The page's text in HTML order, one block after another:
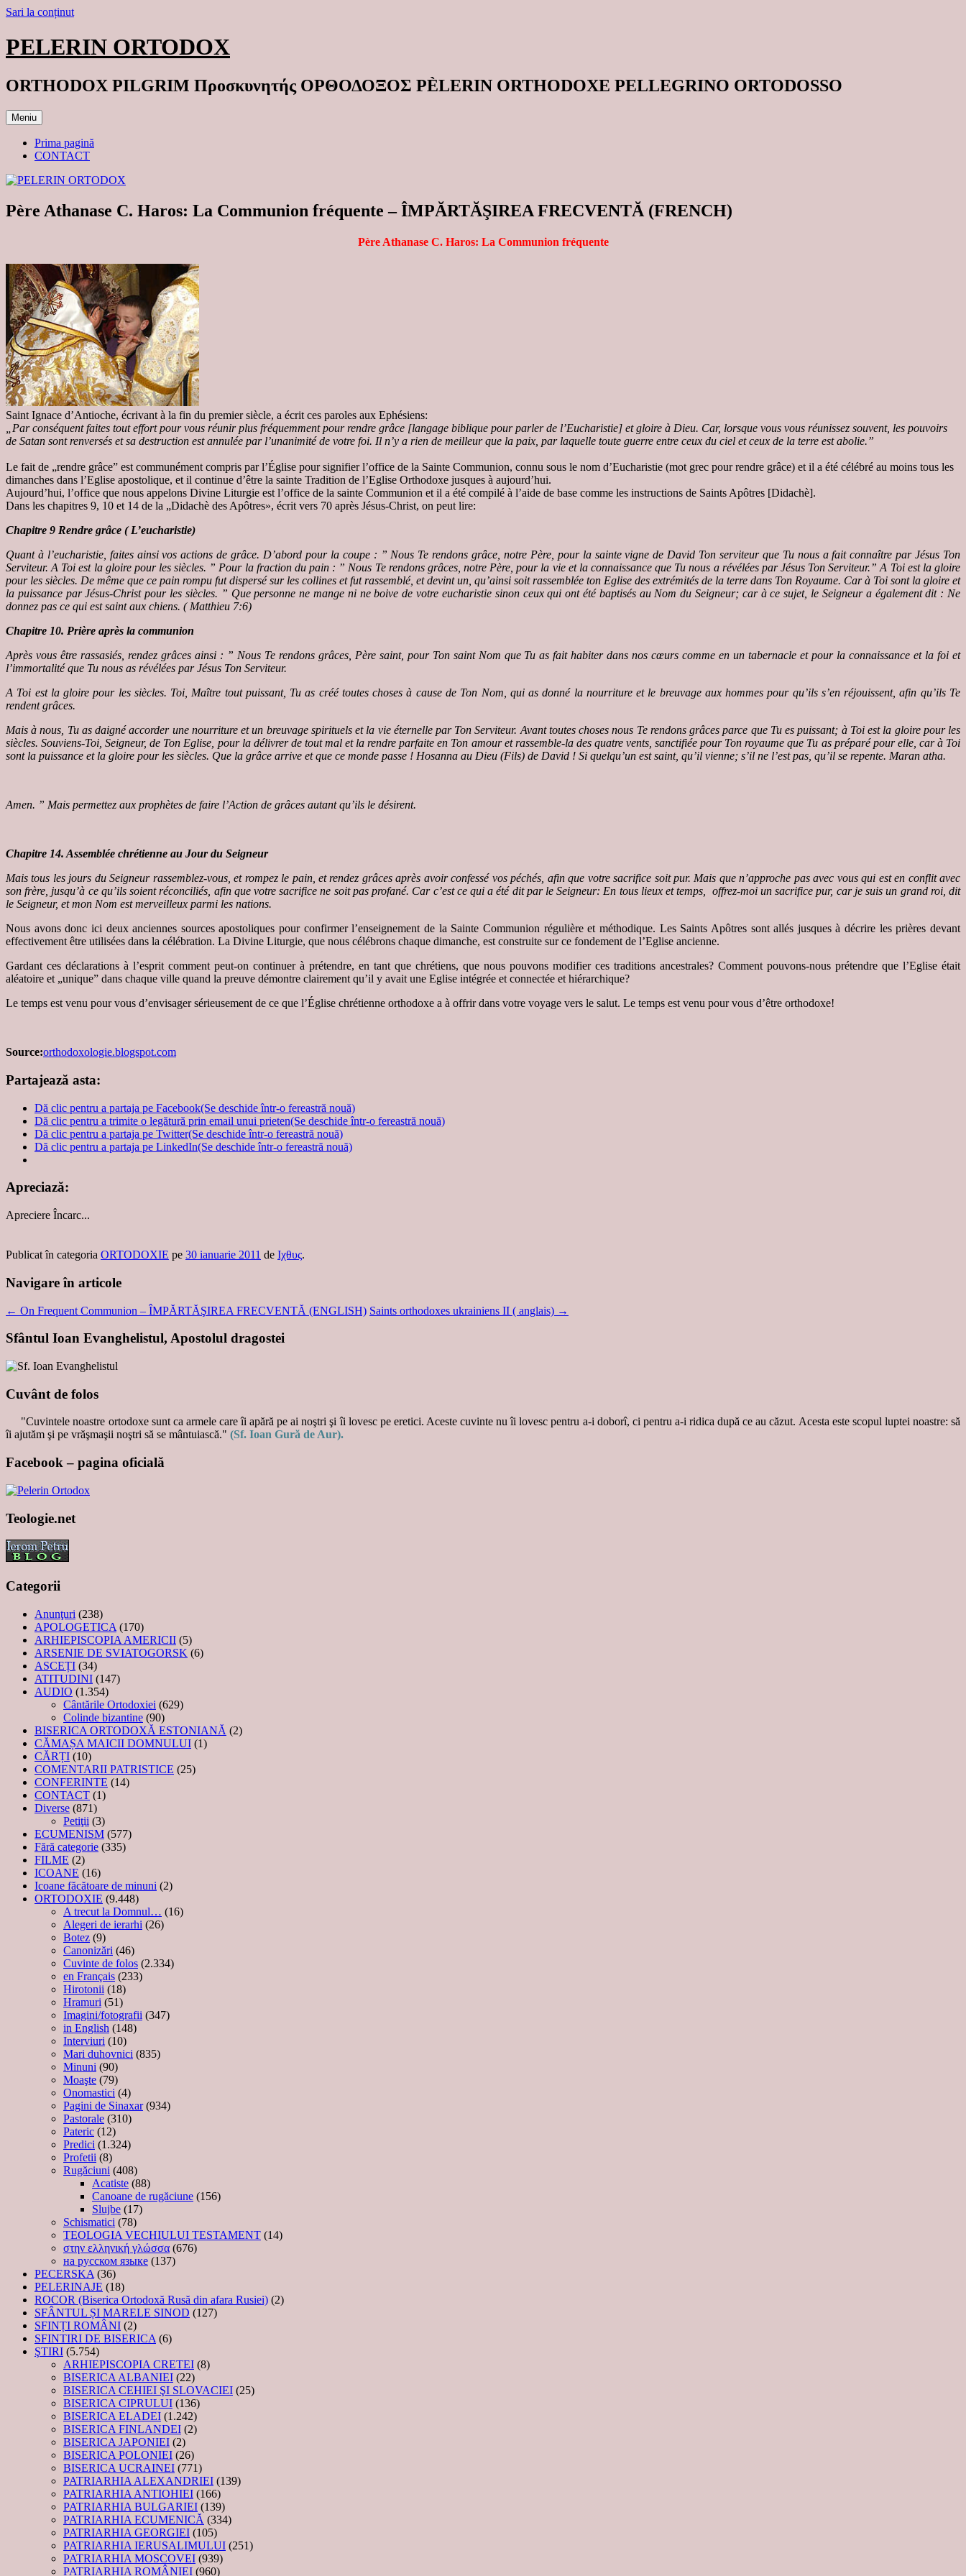
Sari la conținut
PELERIN ORTODOX
ORTHODOX PILGRIM Προσκυνητής ΟΡΘΟΔΟΞΟΣ PÈLERIN ORTHODOXE PELLEGRINO ORTODOSSO
Meniu
Prima pagină
CONTACT
Père Athanase C. Haros: La Communion fréquente – ÎMPĂRTĂŞIREA FRECVENTĂ (FRENCH)
Père Athanase C. Haros: La Communion fréquente
Saint Ignace d’Antioche, écrivant à la fin du premier siècle, a écrit ces paroles aux Ephésiens:
„Par conséquentfaites tout effort pour vous réunir plus fréquemment pour rendre grâce [langage biblique pour parler de l’Eucharistie] et gloire à Dieu. Car, lorsque vous vous réunissez souvent, les pouvoirs
de Satan sont renversés et sa destruction est annulée par l’unanimité de votre foi. Il n’y a rien de meilleur que la paix, par laquelle toute guerre entre ceux du ciel et ceux de la terre est abolie.”
Le fait de „rendre grâce” est communément compris par l’Église pour signifier l’office de la Sainte Communion, connu sous le nom d’Eucharistie (mot grec pour rendre grâce) et il a été célébré au moins tous les
dimanches dans l’Eglise apostolique, et il continue d’être la sainte Tradition de l’Eglise Orthodoxe jusques à aujourd’hui.
Aujourd’hui, l’office que nous appelons Divine Liturgie est l’office de la sainte Communion et il a été compilé à l’aide de base comme les instructions de Saints Apôtres [Didachè].
Dans les chapitres 9, 10 et 14 de la „Didachè des Apôtres», écrit vers 70 après Jésus-Christ, on peut lire:
Chapitre 9 Rendre grâce ( L’eucharistie)
Quant à l’eucharistie, faites ainsi vos actions de grâce. D’abord pour la coupe : ” Nous Te rendons grâce, notre Père, pour la sainte vigne de David Ton serviteur que Tu nous a fait connaître par Jésus Ton
Serviteur. A Toi est la gloire pour les siècles. ” Pour la fraction du pain : ” Nous Te rendons grâces, notre Père, pour la vie et la connaissance que Tu nous a révélées par Jésus Ton Serviteur.” A Toi est la gloire
pour les siècles. De même que ce pain rompu fut dispersé sur les collines et fut rassemblé, et devint un, qu’ainsi soit rassemblée ton Eglise des extrémités de la terre dans Ton Royaume. Car à Toi sont la gloire et
la puissance par Jésus-Christ pour les siècles. ” Que personne ne mange ni ne boive de votre eucharistie sinon ceux qui ont été baptisés au Nom du Seigneur; car à ce sujet, le Seigneur a également dit : Ne
donnez pas ce qui est saint aux chiens. ( Matthieu 7:6)
Chapitre 10. Prière après la communion
Après vous être rassasiés, rendez grâces ainsi : ” Nous Te rendons grâces, Père saint, pour Ton saint Nom que Tu as fait habiter dans nos cœurs comme en un tabernacle et pour la connaissance et la foi et
l’immortalité que Tu nous as révélées par Jésus Ton Serviteur.
A Toi est la gloire pour les siècles. Toi, Maître tout puissant, Tu as créé toutes choses à cause de Ton Nom, qui as donné la nourriture et le breuvage aux hommes pour qu’ils s’en réjouissent, afin qu’ils Te
rendent grâces.
Mais à nous, Tu as daigné accorder une nourriture et un breuvage spirituels et la vie éternelle par Ton Serviteur. Avant toutes choses nous Te rendons grâces parce que Tu es puissant; à Toi est la gloire pour les
siècles.Souviens-Toi, Seigneur, de Ton Eglise, pour la délivrer de tout mal et la rendre parfaite en Ton amour et rassemble-la des quatre vents, sanctifiée pour Ton royaume que Tu as préparé pour elle, car à Toi
sont la puissance et la gloire pour les siècles. Que la grâce arrive et que ce monde passe ! Hosanna au Dieu (Fils) de David ! Si quelqu’un est saint, qu’il vienne; s’il ne l’est pas, qu’il se repente. Maran atha.
Amen. ” Mais permettez aux prophètes de faire l’Action de grâces autant qu’ils le désirent.
Chapitre 14. Assemblée chrétienne au Jour du Seigneur
Mais tous les jours du Seigneur rassemblez-vous, et rompez le pain, et rendez grâces après avoir confessé vos péchés, afin que votre sacrifice soit pur. Mais que n’approche pas avec vous qui est en conflit avec
son frère, jusqu’à ce qu’ils soient réconciliés, afin que votre sacrifice ne soit pas profané. Car c’est ce qui a été dit par le Seigneur: En tous lieux et temps, offrez-moi unsacrificepur, car je suis un grand roi, dit
le Seigneur, et mon Nom est merveilleux parmi les nations.
Nous avons donc ici deux anciennes sources apostoliques pour confirmer l’enseignement de la Sainte Communion régulière et méthodique. Les Saints Apôtres sont allés jusques à décrire les prières devant
effectivement être utilisées dans la célébration. La Divine Liturgie, que nous célébrons chaque dimanche, est construite sur ce fondement de l’Eglise ancienne.
Gardant ces déclarations à l’esprit comment peut-on continuer à prétendre, en tant que chrétiens, que nous pouvons modifier ces traditions ancestrales? Comment pouvons-nous prétendre que l’Eglise était
aléatoire et „unique” dans chaque ville quand la preuve démontre clairement qu’il y avait une Eglise intégrée et connectée et hiérarchique?
Le temps est venu pour vous d’envisager sérieusement de ce que l’Église chrétienne orthodoxe a à offrir dans votre voyage vers le salut. Le temps est venu pour vous d’être orthodoxe!
Source:orthodoxologie.blogspot.com
Partajează asta:
Dă clic pentru a partaja pe Facebook(Se deschide într-o fereastră nouă)
Dă clic pentru a trimite o legătură prin email unui prieten(Se deschide într-o fereastră nouă)
Dă clic pentru a partaja pe Twitter(Se deschide într-o fereastră nouă)
Dă clic pentru a partaja pe LinkedIn(Se deschide într-o fereastră nouă)
Apreciază:
Apreciere Încarc...
Publicat în categoria ORTODOXIE pe 30 ianuarie 2011 de Ιχθυς.
Navigare în articole
← On Frequent Communion – ÎMPĂRTĂŞIREA FRECVENTĂ (ENGLISH) Saints orthodoxes ukrainiens II ( anglais) →
Sfântul Ioan Evanghelistul, Apostolul dragostei
Cuvânt de folos
"Cuvintele noastre ortodoxe sunt ca armele care îi apără pe ai noştri şi îi lovesc pe eretici. Aceste cuvinte nu îi lovesc pentru a-i doborî, ci pentru a-i ridica după ce au căzut. Acesta este scopul luptei noastre: să
îi ajutăm şi pe vrăşmaşii noştri să se mântuiască." (Sf. Ioan Gură de Aur).
Facebook – pagina oficială
Teologie.net
Categorii
Anunţuri (238)
APOLOGETICA (170)
ARHIEPISCOPIA AMERICII (5)
ARSENIE DE SVIATOGORSK (6)
ASCEȚI (34)
ATITUDINI (147)
AUDIO (1.354)
Cântările Ortodoxiei (629)
Colinde bizantine (90)
BISERICA ORTODOXĂ ESTONIANĂ (2)
CĂMAȘA MAICII DOMNULUI (1)
CĂRȚI (10)
COMENTARII PATRISTICE (25)
CONFERINTE (14)
CONTACT (1)
Diverse (871)
Petiţii (3)
ECUMENISM (577)
Fără categorie (335)
FILME (2)
ICOANE (16)
Icoane făcătoare de minuni (2)
ORTODOXIE (9.448)
A trecut la Domnul… (16)
Alegeri de ierarhi (26)
Botez (9)
Canonizări (46)
Cuvinte de folos (2.334)
en Français (233)
Hirotonii (18)
Hramuri (51)
Imagini/fotografii (347)
in English (148)
Interviuri (10)
Mari duhovnici (835)
Minuni (90)
Moaşte (79)
Onomastici (4)
Pagini de Sinaxar(934)
Pastorale (310)
Pateric (12)
Predici (1.324)
Profetii (8)
Rugăciuni (408)
Acatiste (88)
Canoane de rugăciune (156)
Slujbe (17)
Schismatici (78)
TEOLOGIA VECHIULUI TESTAMENT (14)
στην ελληνική γλώσσα (676)
на русском языке (137)
PECERSKA (36)
PELERINAJE (18)
ROCOR (Biserica Ortodoxă Rusă din afara Rusiei) (2)
SFÂNTUL ȘI MARELE SINOD (127)
SFINȚI ROMÂNI (2)
SFINTIRI DE BISERICA (6)
ŞTIRI (5.754)
ARHIEPISCOPIA CRETEI (8)
BISERICA ALBANIEI (22)
BISERICA CEHIEI ŞI SLOVACIEI (25)
BISERICA CIPRULUI (136)
BISERICA ELADEI (1.242)
BISERICA FINLANDEI (2)
BISERICA JAPONIEI (2)
BISERICA POLONIEI (26)
BISERICA UCRAINEI (771)
PATRIARHIA ALEXANDRIEI (139)
PATRIARHIA ANTIOHIEI (166)
PATRIARHIA BULGARIEI (139)
PATRIARHIA ECUMENICĂ (334)
PATRIARHIA GEORGIEI (105)
PATRIARHIA IERUSALIMULUI (251)
PATRIARHIA MOSCOVEI (939)
PATRIARHIA ROMÂNIEI (960)